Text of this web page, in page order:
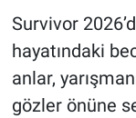
Survivor
hayatındaki
anlar,
gözler önüne